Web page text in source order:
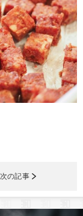
次の記事